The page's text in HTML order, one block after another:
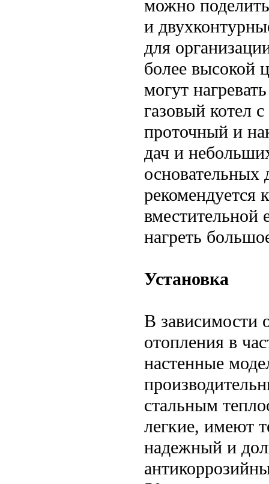
можно
и
для
более высокой
могут
газовый котел
проточный и
дач и
основательных
рекомендуется
нагреть
Установка
В зависимости
отопления в
настенные
стальным
легкие, имеют
надежный и